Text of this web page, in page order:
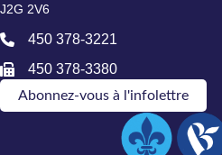
J2G 2V6
450 378-3221
450 378-3380
Abonnez-vous à l'infolettre